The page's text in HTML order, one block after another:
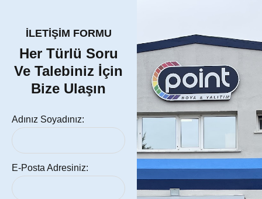
İLETİŞİM FORMU
Her Türlü Soru
Ve Talebiniz İçin
Bize Ulaşın
Adınız Soyadınız:
E-Posta Adresiniz: